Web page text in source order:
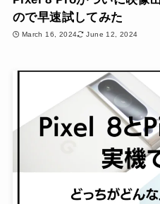
ので早速試してみた
March 16, 2024 June 12, 2024